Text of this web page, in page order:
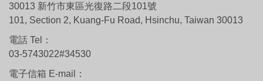
30013 新竹市東區光復路二段101號
101, Section 2, Kuang-Fu Road, Hsinchu, Taiwan 30013
電話 Tel：
03-5743022#34530
電子信箱 E-mail：